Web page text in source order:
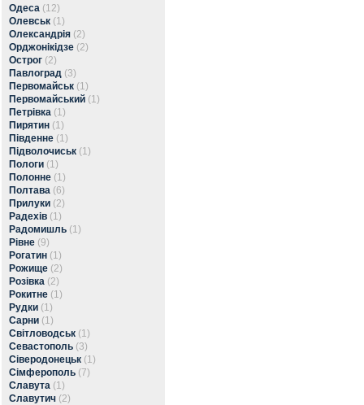
Одеса (12)
Олевськ (1)
Олександрія (2)
Орджонікідзе (2)
Острог (2)
Павлоград (3)
Первомайськ (1)
Первомайський (1)
Петрівка (1)
Пирятин (1)
Південне (1)
Підволочиськ (1)
Пологи (1)
Полонне (1)
Полтава (6)
Прилуки (2)
Радехів (1)
Радомишль (1)
Рівне (9)
Рогатин (1)
Рожище (2)
Розівка (2)
Рокитне (1)
Рудки (1)
Сарни (1)
Світловодськ (1)
Севастополь (3)
Сіверодонецьк (1)
Сімферополь (7)
Славута (1)
Славутич (2)